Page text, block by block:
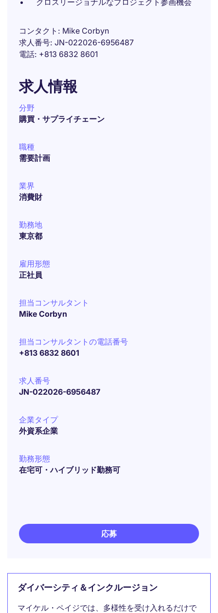
クロスリージョナルなプロジェクト参画機会
コンタクト
Mike Corbyn
求人番号 JN-022026-6956487
電話 +813 6832 8601
求人情報
分野
購買・サプライチェーン
職種
需要計画
業界
消費財
勤務地
東京都
雇用形態
正社員
担当コンサルタント
Mike Corbyn
担当コンサルタントの電話番号
+813 6832 8601
求人番号
JN-022026-6956487
企業タイプ
外資系企業
勤務形態
在宅可・ハイブリッド勤務可
応募
ダイバーシティ＆インクルージョン
マイケル・ペイジでは、多様性を受け入れるだけで